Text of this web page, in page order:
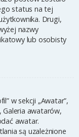
status na tej
Drugi,
nazwy
lub osobisty
w sekcji „Awatar”,
awatarów,
awatar.
są uzależnione